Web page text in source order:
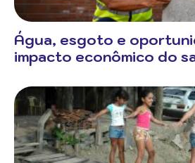
Água, esgoto e
impacto econômico do